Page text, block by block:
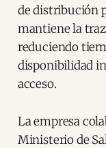
de distribución
mantiene la
reduciendo
disponibilidad
acceso.
La empresa
Ministerio de